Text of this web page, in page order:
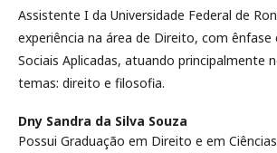
Assistente I da Universidade Federal de
experiência na área de Direito, com ênfase
Sociais Aplicadas, atuando principalmente
temas: direito e filosofia.
Dny Sandra da Silva Souza
Possui Graduação em Direito e em